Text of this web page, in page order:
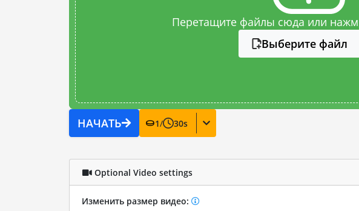
Перетащите файлы сюда или
Выберите файл
НАЧАТЬ 1/ 30s
Optional Video settings
Изменить размер видео: